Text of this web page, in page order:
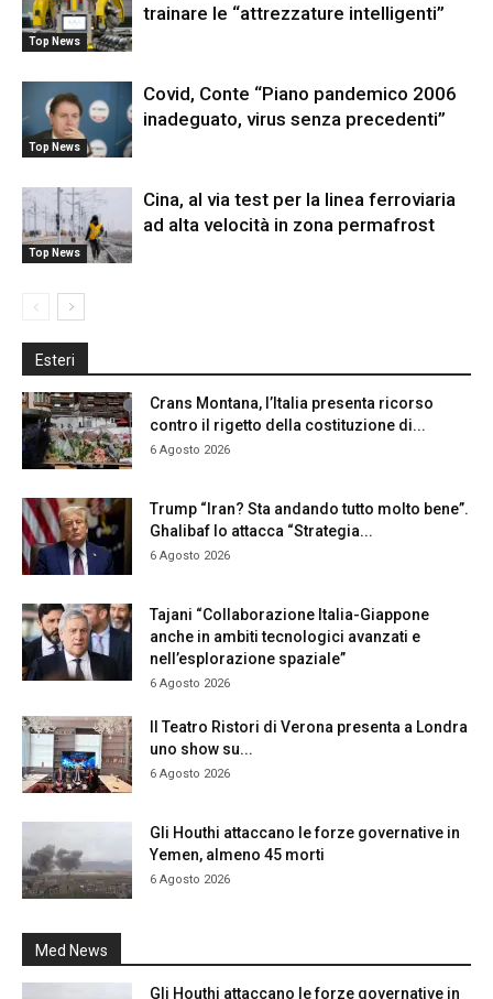
Top News
trainare le “attrezzature intelligenti”
Top News
Covid, Conte “Piano pandemico 2006
inadeguato, virus senza precedenti”
Top News
Cina, al via test per la linea ferroviaria
ad alta velocità in zona permafrost
Esteri
Crans Montana, l’Italia presenta ricorso
contro il rigetto della costituzione di...
6 Agosto 2026
Trump “Iran? Sta andando tutto molto bene”.
Ghalibaf lo attacca “Strategia...
6 Agosto 2026
Tajani “Collaborazione Italia-Giappone
anche in ambiti tecnologici avanzati e
nell’esplorazione spaziale”
6 Agosto 2026
Il Teatro Ristori di Verona presenta a Londra
uno show su...
6 Agosto 2026
Gli Houthi attaccano le forze governative in
Yemen, almeno 45 morti
6 Agosto 2026
Med News
Gli Houthi attaccano le forze governative in